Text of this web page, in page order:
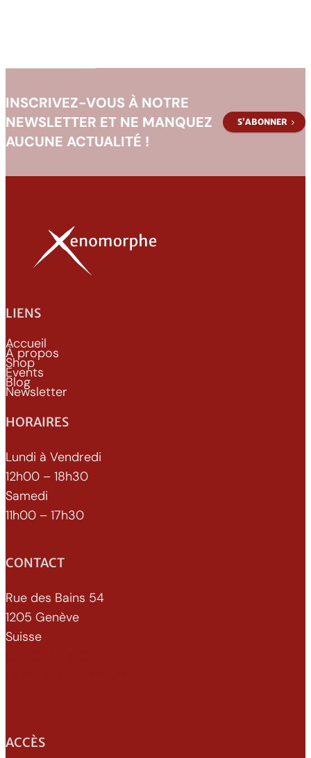
INSCRIVEZ-VOUS À NOTRE
NEWSLETTER ET NE MANQUEZ
AUCUNE ACTUALITÉ !
S’ABONNER
LIENS
Accueil
À propos
Shop
Events
Blog
Newsletter
HORAIRES
Lundi à Vendredi
12h00 – 18h30
Samedi
11h00 – 17h30
CONTACT
Rue des Bains 54
1205 Genève
Suisse
ACCÈS